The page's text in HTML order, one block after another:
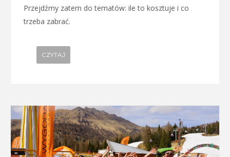
Przejdźmy zatem do tematów: ile to kosztuje i co
trzeba zabrać.
CZYTAJ